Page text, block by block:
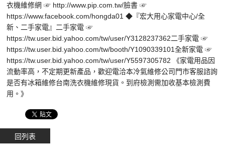
衣機維修網 ☞ http://www.pip.com.tw/臉書 ☞
https://www.facebook.com/hongda01 ◆『宏大用心家電中心/全
新、二手家電』二手家電 ☞
https://tw.user.bid.yahoo.com/tw/user/Y3128237362二手家電 ☞
https://tw.user.bid.yahoo.com/tw/booth/Y1090339101全新家電 ☞
https://tw.user.bid.yahoo.com/tw/user/Y5597305782 《家電用品因
流動率高，不定期更新產品，歡迎電洽本冷氣維修公司門市客服諮詢
是否有冰箱維修台南洗衣機維修現貨。到府檢測需加收基本檢測費
用。》
回列表